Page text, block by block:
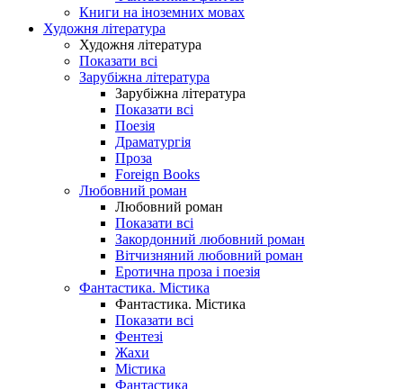
Книги на іноземних мовах
Художня література
Художня література
Показати всі
Зарубіжна література
Зарубіжна література
Показати всі
Поезія
Драматургія
Проза
Foreign Books
Любовний роман
Любовний роман
Показати всі
Закордонний любовний роман
Вітчизняний любовний роман
Еротична проза і поезія
Фантастика. Містика
Фантастика. Містика
Показати всі
Фентезі
Жахи
Містика
Фантастика